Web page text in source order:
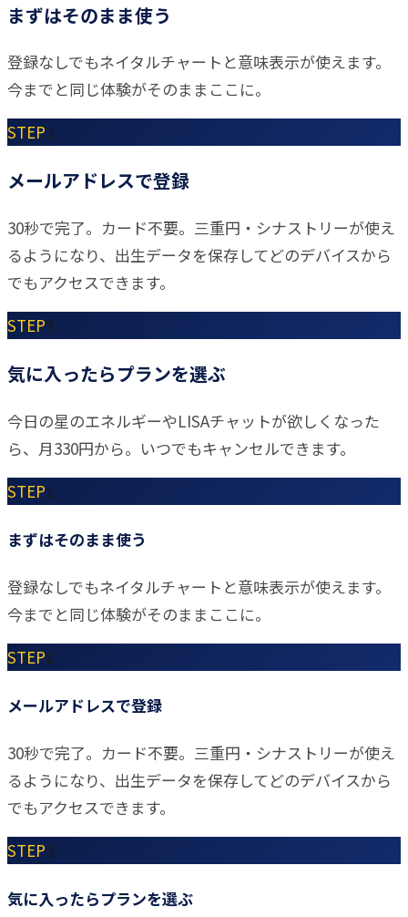
まずはそのまま使う
登録なしでもネイタルチャートと意味表示が使えます。
今までと同じ体験がそのままここに。
STEP2
メールアドレスで登録
30秒で完了。カード不要。三重円・シナストリーが使え
るようになり、出生データを保存してどのデバイスから
でもアクセスできます。
STEP3
気に入ったらプランを選ぶ
今日の星のエネルギーやLISAチャットが欲しくなった
ら、月330円から。いつでもキャンセルできます。
STEP1
まずはそのまま使う
登録なしでもネイタルチャートと意味表示が使えます。
今までと同じ体験がそのままここに。
STEP2
メールアドレスで登録
30秒で完了。カード不要。三重円・シナストリーが使え
るようになり、出生データを保存してどのデバイスから
でもアクセスできます。
STEP3
気に入ったらプランを選ぶ